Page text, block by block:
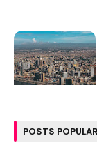
POSTS